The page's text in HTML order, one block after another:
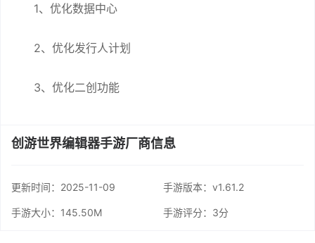
1、优化数据中心
2、优化发行人计划
3、优化二创功能
创游世界编辑器手游厂商信息
更新时间： 2025-11-09 手游版本：v1.61.2
手游大小：145.50M 手游评分： 3分